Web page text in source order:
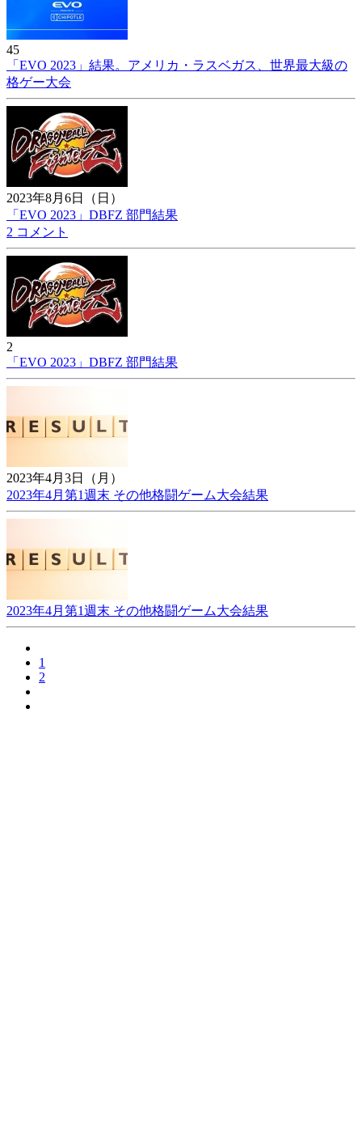
45
「EVO 2023」結果。アメリカ・ラスベガス、世界最大級の
格ゲー大会
2023年8月6日（日）
「EVO 2023」DBFZ 部門結果
2 コメント
2
「EVO 2023」DBFZ 部門結果
2023年4月3日（月）
2023年4月第1週末 その他格闘ゲーム大会結果
2023年4月第1週末 その他格闘ゲーム大会結果
1
2